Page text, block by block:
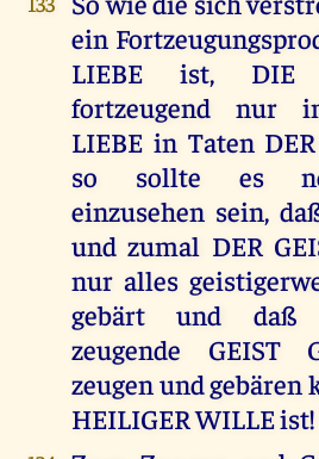
ein
LIEBE ist, DIE
fortzeugend nur
LIEBE in Taten
so sollte es
einzusehen sein,
und zumal DER
nur alles
gebärt und daß
zeugende GEIST
zeugen und gebären
HEILIGER WILLE ist!